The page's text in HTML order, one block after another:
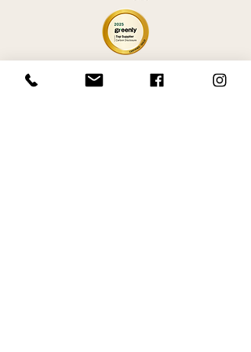
© 2026 Mana évènements, tous droits
réservés.